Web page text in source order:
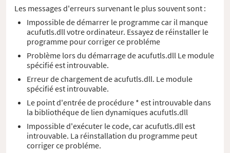
Les messages d'erreurs survenant le plus souvent sont :
Impossible de démarrer le programme car il manque
acufutls.dll votre ordinateur. Essayez de réinstaller le
programme pour corriger ce probléme
Problème lors du démarrage de acufutls.dll Le module
spécifié est introuvable.
Erreur de chargement de acufutls.dll. Le module
spécifié est introuvable.
Le point d'entrée de procédure * est introuvable dans
la bibliothéque de lien dynamiques acufutls.dll
Impossible d'exécuter le code, car acufutls.dll est
introuvable. La réinstallation du programme peut
corriger ce probléme.